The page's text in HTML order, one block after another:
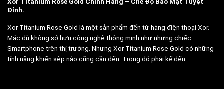
Xor Titanium Rose Gold Chính Hãng – Chế Độ Bảo Mật Tuyệt
Đỉnh.
Xor Titanium Rose Gold là một sản phẩm đến từ hàng điện thoại Xor.
Mặc dù không sở hữu công nghệ thông minh như những chiếc
Smartphone trên thị trường. Nhưng Xor Titanium Rose Gold có những
tính năng khiến sêp nào cũng cần đến. Trong đó phải kể đến...